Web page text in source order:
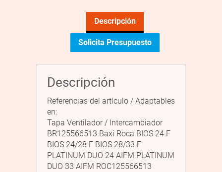
Descripción
Solicita Presupuesto
Descripción
Referencias del artículo / Adaptables
en:
Tapa Ventilador / Intercambiador
BR125566513 Baxi Roca BIOS 24 F
BIOS 24/28 F BIOS 28/33 F
PLATINUM DUO 24 AIFM PLATINUM
DUO 33 AIFM ROC125566513